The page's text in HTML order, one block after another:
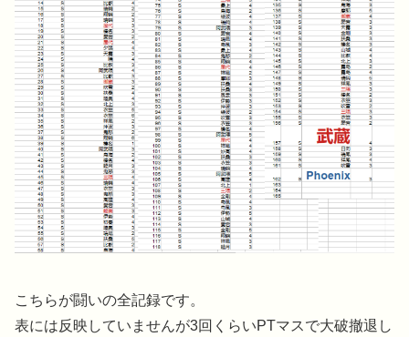
こちらが闘いの全記録です。
表には反映していませんが3回くらいPTマスで大破撤退し